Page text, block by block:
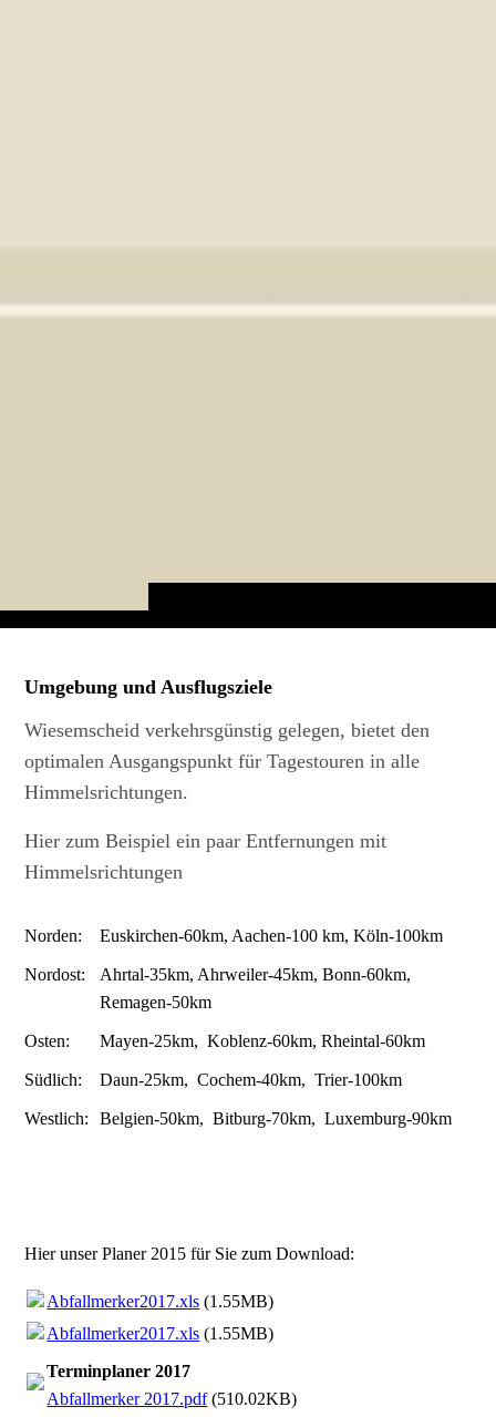
Umgebung und Ausflugsziele
Wiesemscheid verkehrsgünstig gelegen, bietet den
optimalen Ausgangspunkt für Tagestouren in alle
Himmelsrichtungen.
Hier zum Beispiel ein paar Entfernungen mit
Himmelsrichtungen
Norden: Euskirchen-60km, Aachen-100 km, Köln-100km
Nordost:
Ahrtal-35km, Ahrweiler-45km, Bonn-60km,
Remagen-50km
Osten: Mayen-25km, Koblenz-60km, Rheintal-60km
Südlich: Daun-25km, Cochem-40km, Trier-100km
Westlich: Belgien-50km, Bitburg-70km, Luxemburg-90km
Hier unser Planer 2015 für Sie zum Download:
Abfallmerker2017.xls (1.55MB)
Abfallmerker2017.xls (1.55MB)
Terminplaner 2017
Abfallmerker 2017.pdf(510.02KB)